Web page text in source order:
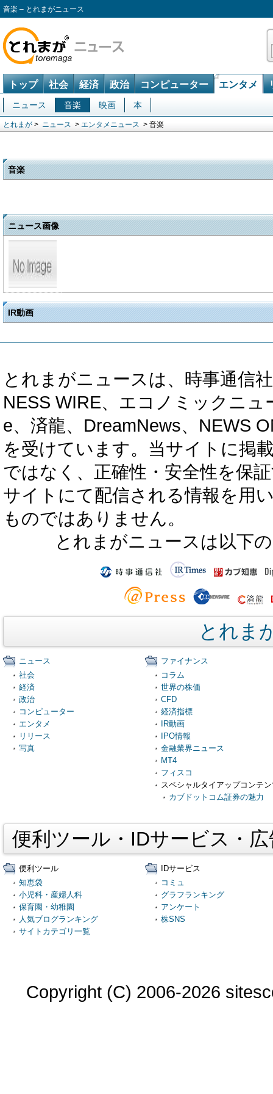
音楽 – とれまがニュース
トップ 社会 経済 政治 コンピューター エンタメ
ニュース 音楽 映画 本
とれまが > ニュース > エンタメニュース > 音楽
音楽
ニュース画像
IR動画
とれまがニュースは、時事通信
NESS WIRE、エコノミックニ
e、済龍、DreamNews、NEWS
を受けています。当サイトに掲
ではなく、正確性・安全性を保
サイトにて配信される情報を用
ものではありません。
とれまがニュースは以下
とれま
ニュース
社会
経済
政治
コンピューター
エンタメ
リリース
写真
ファイナンス
コラム
世界の株価
CFD
経済指標
IR動画
IPO情報
金融業界ニュース
MT4
フィスコ
スペシャルタイアップコンテ
カブドットコム証券の魅力
便利ツール・IDサービス・
便利ツール
知恵袋
小児科・産婦人科
保育園・幼稚園
人気ブログランキング
サイトカテゴリ一覧
IDサービス
コミュ
グラフランキング
アンケート
株SNS
Copyright (C) 2006-2026